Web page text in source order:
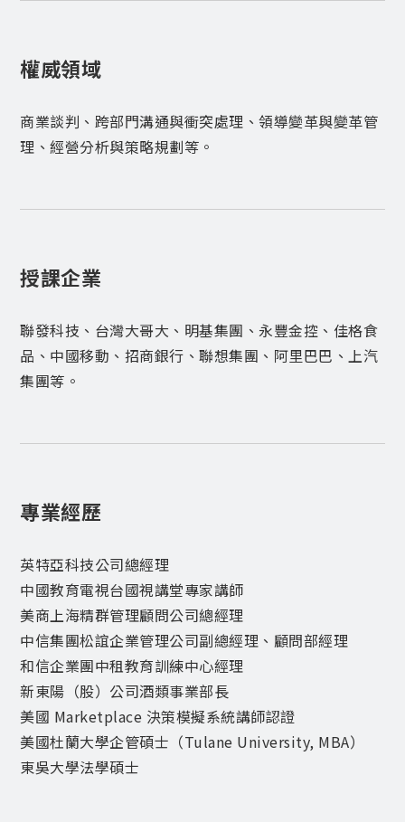
權威領域
商業談判、跨部門溝通與衝突處理、領導變革與變革管
理、經營分析與策略規劃等。
授課企業
聯發科技、台灣大哥大、明基集團、永豐金控、佳格食
品、中國移動、招商銀行、聯想集團、阿里巴巴、上汽
集團等。
專業經歷
英特亞科技公司總經理
中國教育電視台國視講堂專家講師
美商上海精群管理顧問公司總經理
中信集團松誼企業管理公司副總經理、顧問部經理
和信企業團中租教育訓練中心經理
新東陽（股）公司酒類事業部長
美國 Marketplace 決策模擬系統講師認證
美國杜蘭大學企管碩士（Tulane University, MBA）
東吳大學法學碩士